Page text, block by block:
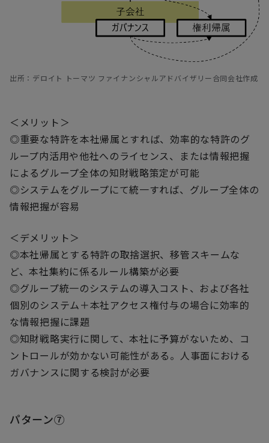
出所：デロイト トーマツ ファイナンシャルアドバイザリー合同会社作成
＜メリット＞
◎重要な特許を本社帰属とすれば、効率的な特許のグ
ループ内活用や他社へのライセンス、または情報把握
によるグループ全体の知財戦略策定が可能
◎システムをグループにて統一すれば、グループ全体の
情報把握が容易
＜デメリット＞
◎本社帰属とする特許の取捨選択、移管スキームな
ど、本社集約に係るルール構築が必要
◎グループ統一のシステムの導入コスト、および各社
個別のシステム＋本社アクセス権付与の場合に効率的
な情報把握に課題
◎知財戦略実行に関して、本社に予算がないため、コ
ントロールが効かない可能性がある。人事面における
ガバナンスに関する検討が必要
パターン⑦